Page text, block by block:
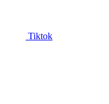
Tiktok